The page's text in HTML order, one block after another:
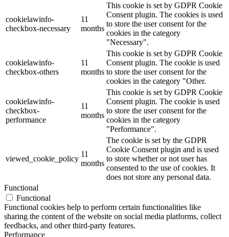
cookielawinfo-
checkbox-necessary
11
months
This cookie is set by GDPR Cookie
Consent plugin. The cookies is used
to store the user consent for the
cookies in the category
"Necessary".
cookielawinfo-
checkbox-others
11
months
This cookie is set by GDPR Cookie
Consent plugin. The cookie is used
to store the user consent for the
cookies in the category "Other.
cookielawinfo-
checkbox-
performance
11
months
This cookie is set by GDPR Cookie
Consent plugin. The cookie is used
to store the user consent for the
cookies in the category
"Performance".
viewed_cookie_policy
11
months
The cookie is set by the GDPR
Cookie Consent plugin and is used
to store whether or not user has
consented to the use of cookies. It
does not store any personal data.
Functional
Functional
Functional cookies help to perform certain functionalities like
sharing the content of the website on social media platforms, collect
feedbacks, and other third-party features.
Performance